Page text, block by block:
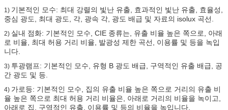
1) 기본적인 모수: 최대 강렬의 빛난 유출, 효과적인 빛난 유출, 효율성,
중심 광도, 최대 광도, 각, 광속 각, 광도 배급 및 자료의 isolux 곡선.
2) 실내 점화: 기본적인 모수, CIE 종류는, 유출 비율 높은 쪽으로, 아래
로 비율, 최대 허용 거리 비율, 발광성 제한 곡선, 이용률 및 등을 녹입
니다.
3) 투광램프: 기본적인 모수, 유형 B 광도 배급, 구역적인 유출 배급, 공
간 광도 및 등.
4) 가로등: 기본적인 모수, 집의 유출 비율 높은 쪽으로 거리의 유출 비
율 높은 쪽으로 최대 허용 거리 비율은, 아래로 거리의 비율을 녹이고,
아래로 집, 구역적인 유출, 이용률 및 등의 비율을 녹입니다.